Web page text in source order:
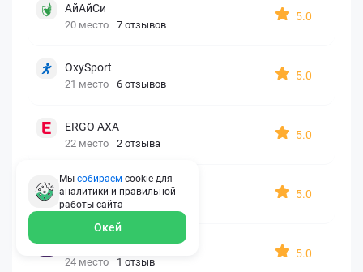
АйАйСи
20 место 7 отзывов
5.0
OxySport
21 место 6 отзывов
5.0
ERGO AXA
22 место 2 отзыва
5.0
Oxy Travel Premium
23 место 1 отзыв
5.0
УралСиб
24 место 1 отзыв
5.0
Мы собираем cookie для
аналитики и правильной
работы сайта
Окей